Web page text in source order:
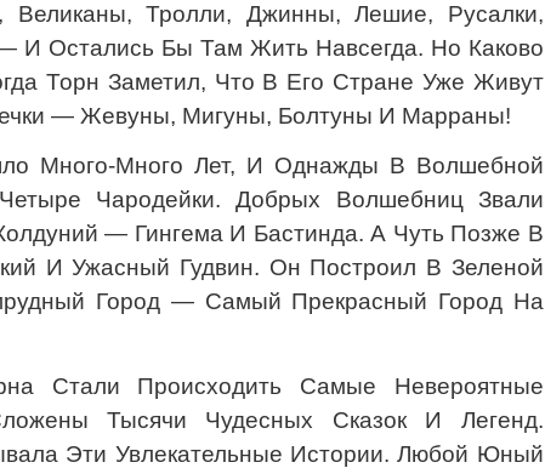
Тролли, Джинны, Лешие, Русалки,
И Остались Бы Там Жить Навсегда. Но Каково
Торн Заметил, Что В Его Стране Уже Живут
— Жевуны, Мигуны, Болтуны И Марраны!
Много-Много Лет, И Однажды В Волшебной
Чародейки. Добрых Волшебниц Звали
— Гингема И Бастинда. А Чуть Позже В
И Ужасный Гудвин. Он Построил В Зеленой
Город — Самый Прекрасный Город На
Стали Происходить Самые Невероятные
Тысячи Чудесных Сказок И Легенд.
Эти Увлекательные Истории. Любой Юный